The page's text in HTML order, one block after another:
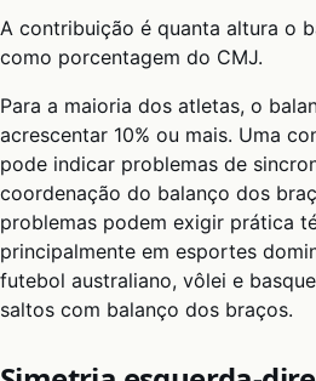
A contribuição é quanta altura o
como porcentagem do CMJ.
Para a maioria dos atletas, o
acrescentar 10% ou mais. Uma
pode indicar problemas de
coordenação do balanço dos
problemas podem exigir prática
principalmente em esportes
futebol australiano, vôlei e
saltos com balanço dos braços.